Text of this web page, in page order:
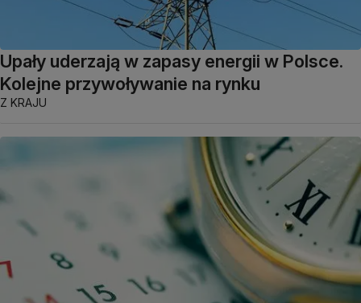
Upały uderzają w zapasy energii w Polsce.
Kolejne przywoływanie na rynku
Z KRAJU